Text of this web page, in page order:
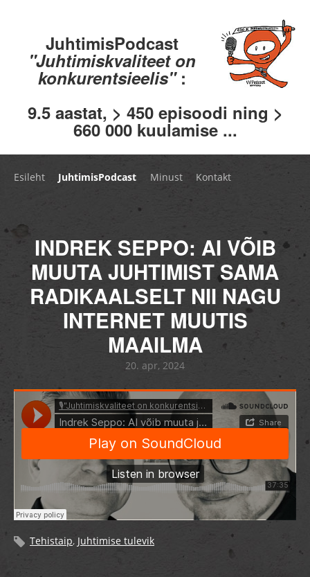
JuhtimisPodcast
"Juhtimiskvaliteet on
konkurentsieelis" :
9.5 aastat, > 450 episoodi ning >
660 000 kuulamise ...
Esileht JuhtimisPodcast Minust Kontakt
INDREK SEPPO: AI VÕIB
MUUTA JUHTIMIST SAMA
RADIKAALSELT NII NAGU
INTERNET MUUTIS
MAAILMA
20. apr, 2024
Tehistaip, Juhtimise tulevik